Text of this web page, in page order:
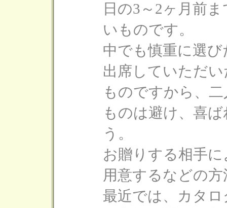
日の3～2ヶ月前
いものです。
中でも慎重に選
出席していただ
ものですから、
ものは避け、喜
う。
お贈りする相手
用意するなどの
最近では、カタ